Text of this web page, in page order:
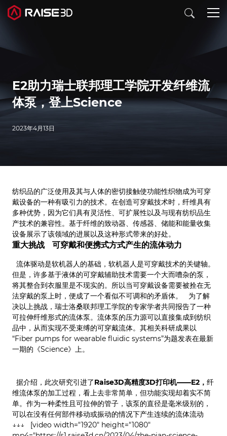
软件
材料
E2助力瑞士联邦理工学院开发纤维流
体泵，登上Science
2023年4月13日
纺织品的广泛使用及其与人体的密切接触使功能性织物成为可穿
戴设备的一种有吸引力的技术。在创造可穿戴技术时，纤维具有
多种优势，因为它们具有灵活性、可扩展性以及与现有纺织品生
产技术的兼容性。基于纤维的致动器、传感器、储能和能量收集
设备展示了该领域的进展以及这种形式带来的好处。
重大挑战 可穿戴和便携式方式产生的流体动力
流体驱动是软机器人的基础，软机器人是可穿戴技术的关键轴。
但是，许多基于液体的可穿戴辅助技术需要一个大而嘈杂的泵，
将其整合到衣服里是不现实的。所以当可穿戴设备需要被拴在无
法穿戴的泵上时，便成了一个看似不可调和的矛盾体。 为了解
决以上挑战，瑞士洛桑联邦理工学院的专家学者共同报告了一种
可拉伸纤维形式的流体泵。流体泵的压力源可以直接集成到纺织
品中，从而实现不受束缚的可穿戴流体。其相关科研成果以
“Fiber pumps for wearable fluidic systems”为题发表在最新
一期的《Science》上。
据介绍，此次研究引进了Raise3D高精度3D打印机——E2， 纤
维流体泵的加工过程，看上去非常简单，但功能实现却着实不简
单。作为一种柔性且可拉伸的管子，该泵的直径是毫米级别的，
可以在没有任何部件移动或振动的情况下产生连续的流体流动
↓↓↓ [video width="1920" height="1080"